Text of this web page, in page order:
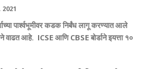
पार्श्वभूमीवर कडक निर्बंध लागू करण्यात आले
वाढत आहे. ICSE आणि CBSE बोर्डाने इयत्ता १०